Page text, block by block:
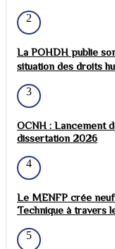
2
La POHDH publie
situation des droits
3
OCNH : Lancement
dissertation 2026
4
Le MENFP crée
Technique à travers
5